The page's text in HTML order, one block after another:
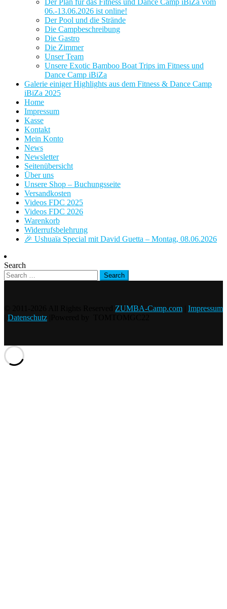
06.-13.06.2026 ist online!
Der Pool und die Strände
Die Campbeschreibung
Die Gastro
Die Zimmer
Unser Team
Unsere Exotic Bamboo Boat Trips im Fitness und
Dance Camp iBiZa
Galerie einiger Highlights aus dem Fitness & Dance Camp
iBiZa 2025
Home
Impressum
Kasse
Kontakt
Mein Konto
News
Newsletter
Seitenübersicht
Über uns
Unsere Shop – Buchungsseite
Versandkosten
Videos FDC 2025
Videos FDC 2026
Warenkorb
Widerrufsbelehrung
🎉 Ushuaïa Special mit David Guetta – Montag, 08.06.2026
Search
ZUMBA-Camp.com
Impressum
Datenschutz